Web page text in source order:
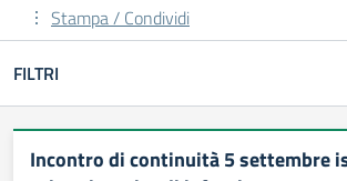
Stampa / Condividi
FILTRI
Incontro di continuità 5 settembre